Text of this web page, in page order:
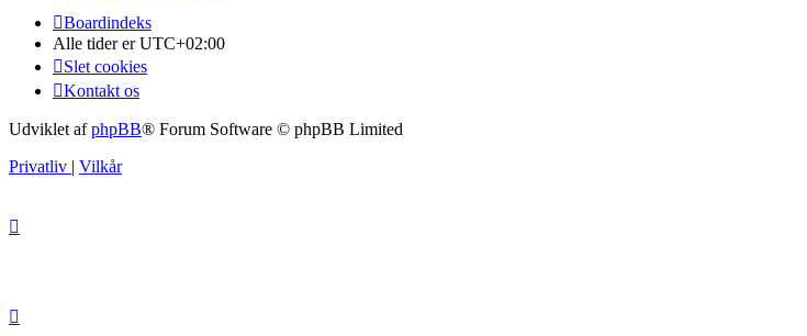
Boardindeks
Alle tider erUTC+02:00
Slet cookies
Kontakt os
Udviklet afphpBB® Forum Software © phpBB Limited
Privatliv | Vilkår